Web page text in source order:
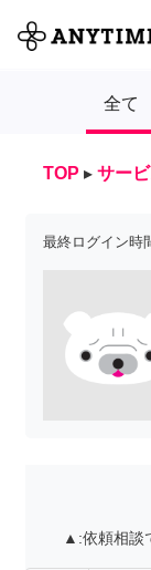
全て
TOP ▸ サー
最終ログイン時
▲:依頼相談